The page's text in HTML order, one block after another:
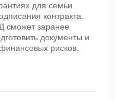
для семьи
контракта.
сможет заранее
документы и
рисков.